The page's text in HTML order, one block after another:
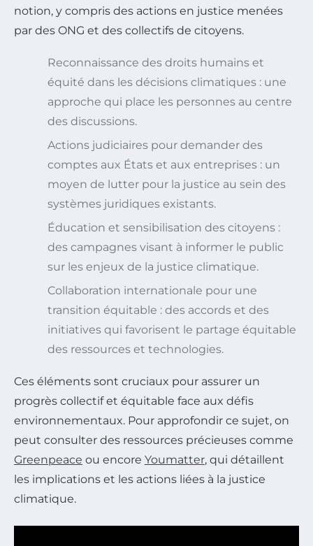
notion, y compris des actions en justice menées
par des ONG et des collectifs de citoyens.
Reconnaissance des droits humains et
équité dans les décisions climatiques : une
approche qui place les personnes au centre
des discussions.
Actions judiciaires pour demander des
comptes aux États et aux entreprises : un
moyen de lutter pour la justice au sein des
systèmes juridiques existants.
Éducation et sensibilisation des citoyens :
des campagnes visant à informer le public
sur les enjeux de la justice climatique.
Collaboration internationale pour une
transition équitable : des accords et des
initiatives qui favorisent le partage équitable
des ressources et technologies.
Ces éléments sont cruciaux pour assurer un
progrès collectif et équitable face aux défis
environnementaux. Pour approfondir ce sujet, on
peut consulter des ressources précieuses comme
Greenpeace ou encore Youmatter, qui détaillent
les implications et les actions liées à la justice
climatique.